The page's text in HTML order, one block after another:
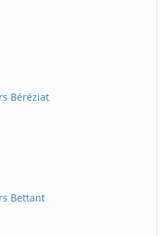
Béréziat
Bettant